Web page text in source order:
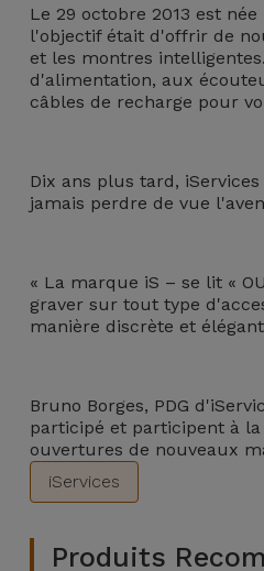
Dyson
TCL
Montres
Connectées
et
Chaînes
de
Gadgets
Maison
Portefeuilles,
Étuis et Sacs
Traceurs et
Le 29 octobre 2013 est
l'objectif était d'offrir de
et les montres
d'alimentation, aux
câbles de recharge pour
Dix ans plus tard,
jamais perdre de vue
« La marque iS – se lit «
graver sur tout type
manière discrète et
Bruno Borges, PDG
participé et participent à
ouvertures de nouveaux
iServices
Produits